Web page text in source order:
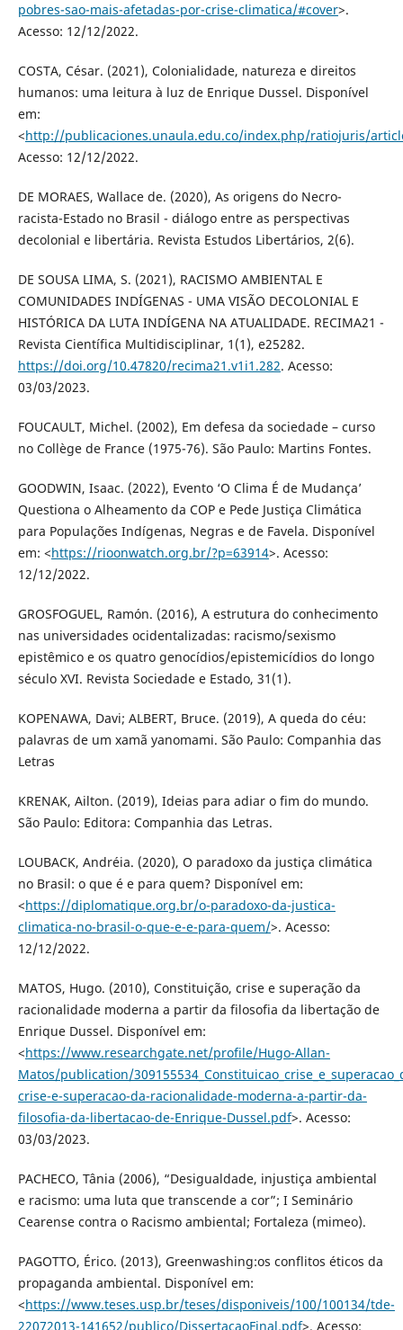
pobres-sao-mais-afetadas-por-crise-climatica/#cover>.
Acesso: 12/12/2022.
COSTA, César. (2021), Colonialidade, natureza e direitos
humanos: uma leitura à luz de Enrique Dussel. Disponível
em:
<http://publicaciones.unaula.edu.co/index.php/ratiojuris/
Acesso: 12/12/2022.
DE MORAES, Wallace de. (2020), As origens do Necro-
racista-Estado no Brasil - diálogo entre as perspectivas
decolonial e libertária. Revista Estudos Libertários, 2(6).
DE SOUSA LIMA, S. (2021), RACISMO AMBIENTAL E
COMUNIDADES INDÍGENAS - UMA VISÃO DECOLONIAL E
HISTÓRICA DA LUTA INDÍGENA NA ATUALIDADE. RECIMA21 -
Revista Científica Multidisciplinar, 1(1), e25282.
https://doi.org/10.47820/recima21.v1i1.282. Acesso:
03/03/2023.
FOUCAULT, Michel. (2002), Em defesa da sociedade – curso
no Collège de France (1975-76). São Paulo: Martins Fontes.
GOODWIN, Isaac. (2022), Evento ‘O Clima É de Mudança’
Questiona o Alheamento da COP e Pede Justiça Climática
para Populações Indígenas, Negras e de Favela. Disponível
em: <https://rioonwatch.org.br/?p=63914>. Acesso:
12/12/2022.
GROSFOGUEL, Ramón. (2016), A estrutura do conhecimento
nas universidades ocidentalizadas: racismo/sexismo
epistêmico e os quatro genocídios/epistemicídios do longo
século XVI. Revista Sociedade e Estado, 31(1).
KOPENAWA, Davi; ALBERT, Bruce. (2019), A queda do céu:
palavras de um xamã yanomami. São Paulo: Companhia das
Letras
KRENAK, Ailton. (2019), Ideias para adiar o fim do mundo.
São Paulo: Editora: Companhia das Letras.
LOUBACK, Andréia. (2020), O paradoxo da justiça climática
no Brasil: o que é e para quem? Disponível em:
<https://diplomatique.org.br/o-paradoxo-da-justica-
climatica-no-brasil-o-que-e-e-para-quem/>. Acesso:
12/12/2022.
MATOS, Hugo. (2010), Constituição, crise e superação da
racionalidade moderna a partir da filosofia da libertação de
Enrique Dussel. Disponível em:
<https://www.researchgate.net/profile/Hugo-Allan-
Matos/publication/
crise-e-superacao-da-racionalidade-moderna-a-partir-da-
filosofia-da-libertacao-de-Enrique-Dussel.pdf>. Acesso:
03/03/2023.
PACHECO, Tânia (2006), “Desigualdade, injustiça ambiental
e racismo: uma luta que transcende a cor”; I Seminário
Cearense contra o Racismo ambiental; Fortaleza (mimeo).
PAGOTTO, Érico. (2013), Greenwashing:os conflitos éticos da
propaganda ambiental. Disponível em:
<https://www.teses.usp.br/teses/disponiveis/100/100134/tde-
22072013-141652/publico/DissertacaoFinal.pdf>. Acesso: